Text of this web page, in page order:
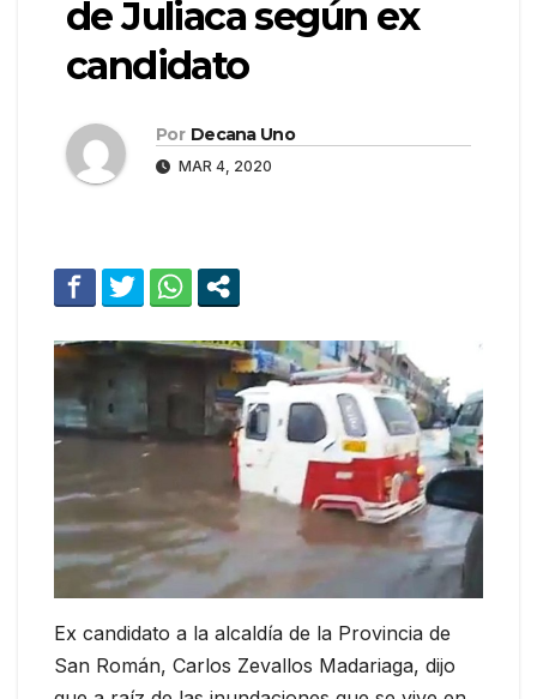
de Juliaca según ex
candidato
Por Decana Uno
MAR 4, 2020
Ex candidato a la alcaldía de la Provincia de
San Román, Carlos Zevallos Madariaga, dijo